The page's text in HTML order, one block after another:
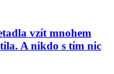
vzít mnohem
A nikdo s tím nic